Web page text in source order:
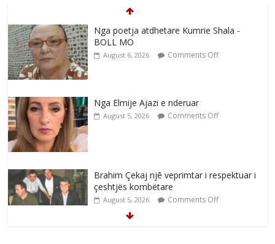
Nga poetja atdhetare Kumrie Shala -
BOLL MO
August 6, 2026 Comments Off
Nga Elmije Ajazi e nderuar
August 5, 2026 Comments Off
Brahim Çekaj njē veprimtar i respektuar i
çeshtjës kombëtare
August 5, 2026 Comments Off